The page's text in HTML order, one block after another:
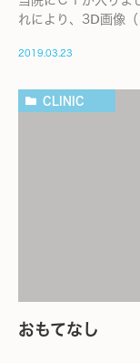
れにより、3Ⅾ画像
2019.03.23
CLINIC
おもてなし